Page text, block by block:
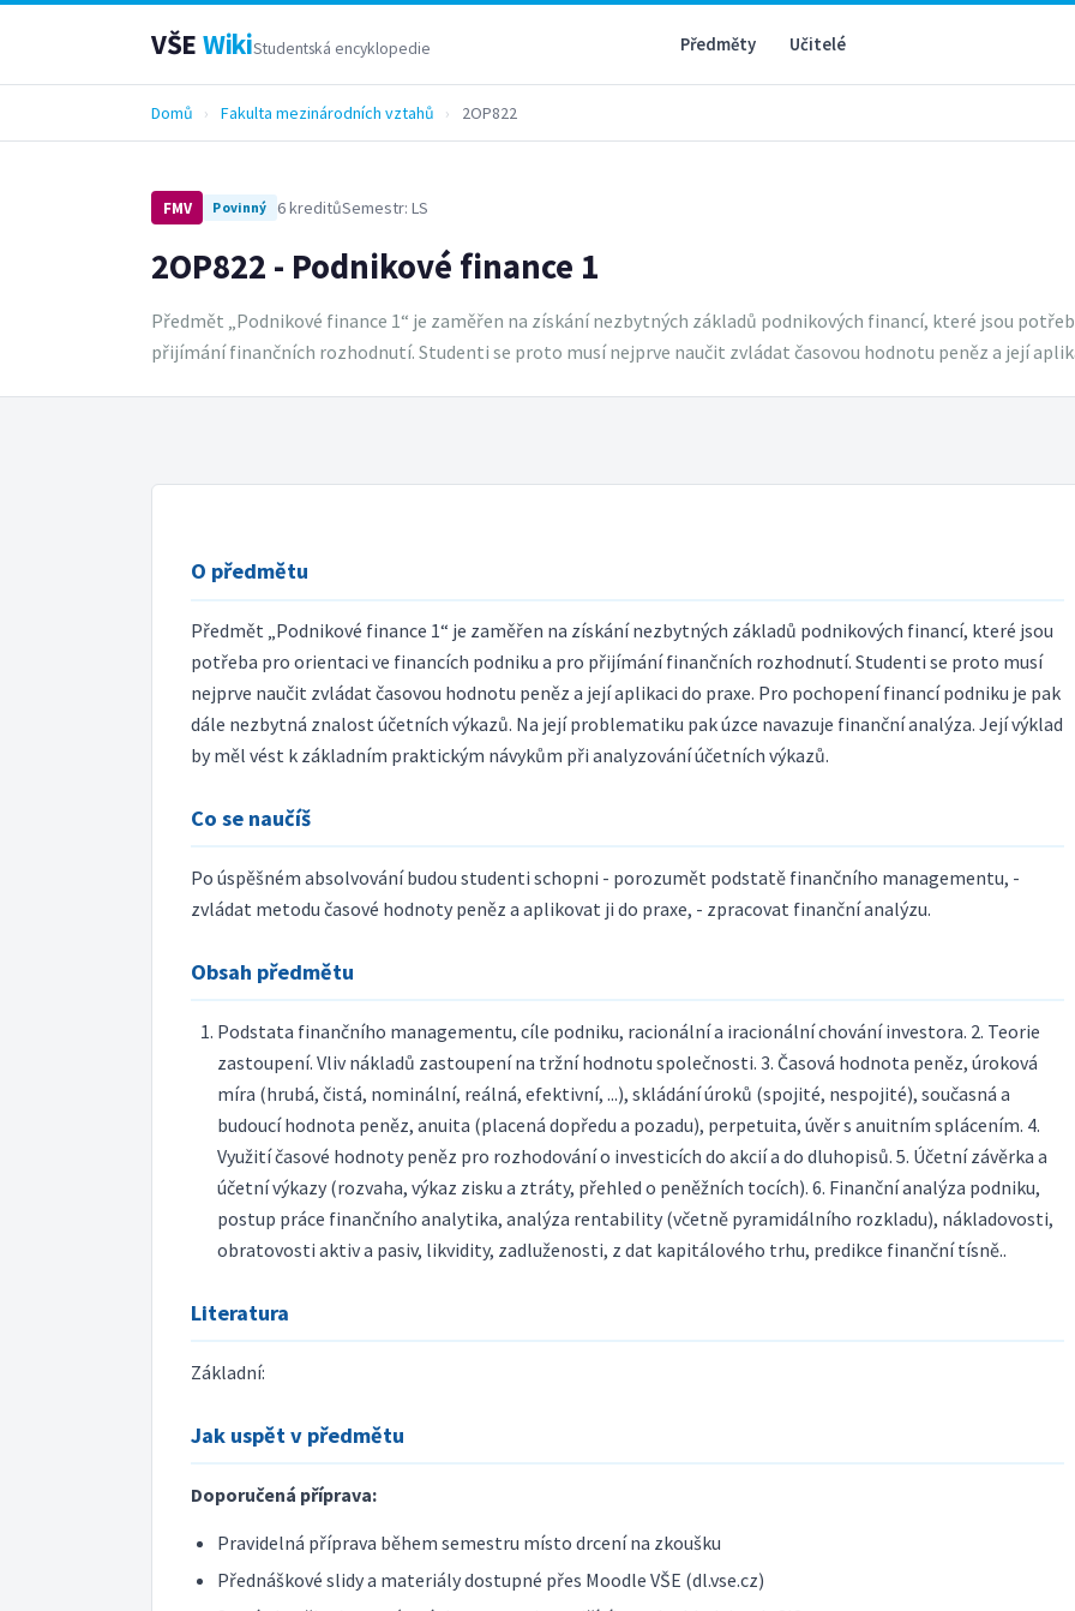
VŠE WikiStudentská encyklopedie Předměty Učitelé
Domů › Fakulta mezinárodních vztahů › 2OP822
FMV Povinný 6 kreditůSemestr: LS
2OP822 - Podnikové finance 1
Předmět „Podnikové finance 1“ je zaměřen na získání nezbytných základů podnikových financí, které jsou
přijímání finančních rozhodnutí. Studenti se proto musí nejprve naučit zvládat časovou hodnotu peněz a její
O předmětu
Předmět „Podnikové finance 1“ je zaměřen na získání nezbytných základů podnikových financí, které jsou
potřeba pro orientaci ve financích podniku a pro přijímání finančních rozhodnutí. Studenti se proto musí
nejprve naučit zvládat časovou hodnotu peněz a její aplikaci do praxe. Pro pochopení financí podniku je pak
dále nezbytná znalost účetních výkazů. Na její problematiku pak úzce navazuje finanční analýza. Její výklad
by měl vést k základním praktickým návykům při analyzování účetních výkazů.
Co se naučíš
Po úspěšném absolvování budou studenti schopni - porozumět podstatě finančního managementu, -
zvládat metodu časové hodnoty peněz a aplikovat ji do praxe, - zpracovat finanční analýzu.
Obsah předmětu
Podstata finančního managementu, cíle podniku, racionální a iracionální chování investora. 2. Teorie
zastoupení. Vliv nákladů zastoupení na tržní hodnotu společnosti. 3. Časová hodnota peněz, úroková
míra (hrubá, čistá, nominální, reálná, efektivní, ...), skládání úroků (spojité, nespojité), současná a
budoucí hodnota peněz, anuita (placená dopředu a pozadu), perpetuita, úvěr s anuitním splácením. 4.
Využití časové hodnoty peněz pro rozhodování o investicích do akcií a do dluhopisů. 5. Účetní závěrka a
účetní výkazy (rozvaha, výkaz zisku a ztráty, přehled o peněžních tocích). 6. Finanční analýza podniku,
postup práce finančního analytika, analýza rentability (včetně pyramidálního rozkladu), nákladovosti,
obratovosti aktiv a pasiv, likvidity, zadluženosti, z dat kapitálového trhu, predikce finanční tísně..
Literatura
Základní:
Jak uspět v předmětu
Doporučená příprava:
Pravidelná příprava během semestru místo drcení na zkoušku
Přednáškové slidy a materiály dostupné přes Moodle VŠE (dl.vse.cz)